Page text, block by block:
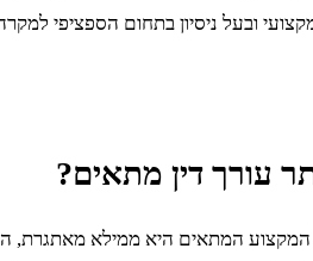
ובעל ניסיון בתחום הספציפי
עורך דין מתאים?
המתאים היא ממילא מאתגרת,